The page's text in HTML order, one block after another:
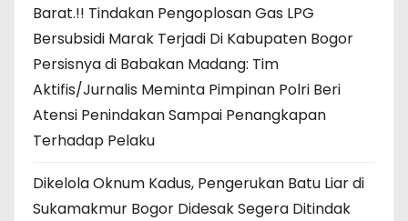
Barat.!! Tindakan Pengoplosan Gas LPG
Bersubsidi Marak Terjadi Di Kabupaten Bogor
Persisnya di Babakan Madang: Tim
Aktifis/Jurnalis Meminta Pimpinan Polri Beri
Atensi Penindakan Sampai Penangkapan
Terhadap Pelaku
Dikelola Oknum Kadus, Pengerukan Batu Liar di
Sukamakmur Bogor Didesak Segera Ditindak